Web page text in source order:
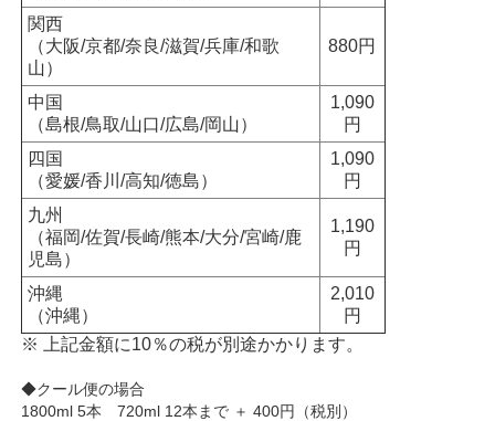
関西
（大阪/京都/奈良/滋賀/兵庫/和歌
山）
880円
中国
（島根/鳥取/山口/広島/岡山）
1,090
円
四国
（愛媛/香川/高知/徳島）
1,090
円
九州
（福岡/佐賀/長崎/熊本/大分/宮崎/鹿
児島）
1,190
円
沖縄
（沖縄）
2,010
円
※ 上記金額に10％の税が別途かかります。
◆クール便の場合
1800ml 5本 720ml 12本まで ＋ 400円（税別）